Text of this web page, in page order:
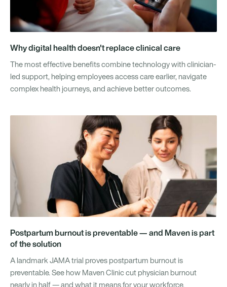
Why digital health doesn't replace clinical care
The most effective benefits combine technology with clinician-
led support, helping employees access care earlier, navigate
complex health journeys, and achieve better outcomes.
Postpartum burnout is preventable — and Maven is part
of the solution
A landmark JAMA trial proves postpartum burnout is
preventable. See how Maven Clinic cut physician burnout
nearly in half — and what it means for your workforce.